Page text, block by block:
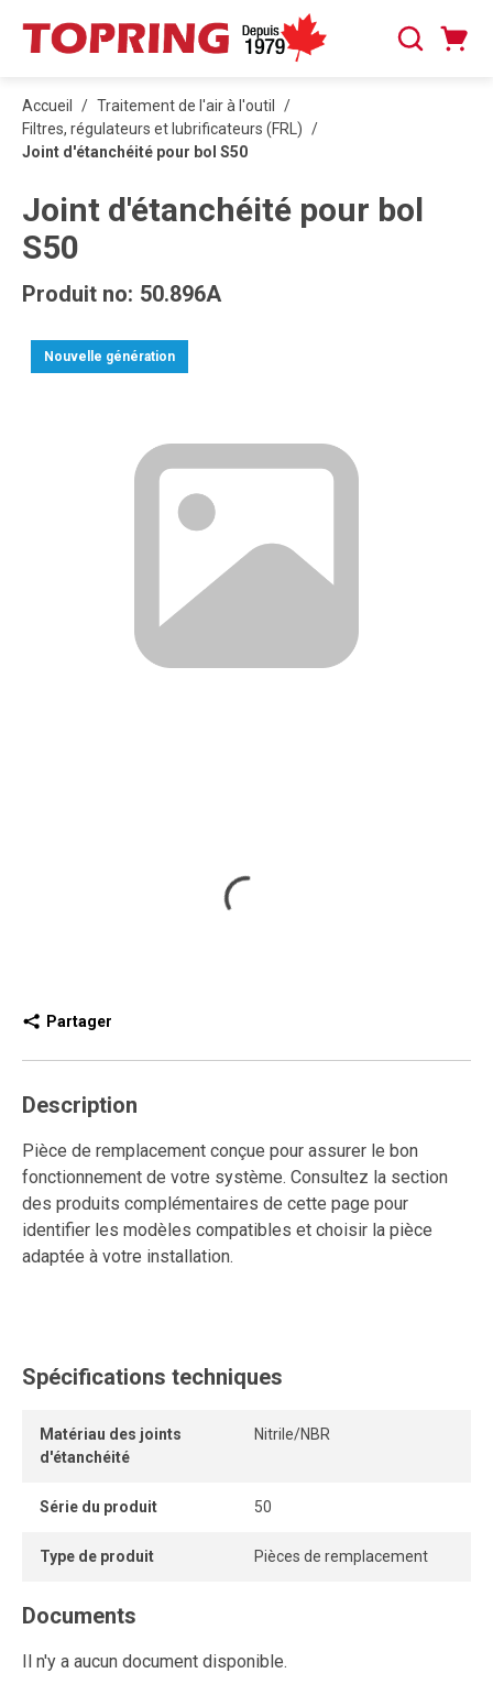
PASSER AU CONTENU PRINCIPAL
Recherche
Accueil / Traitement de l'air à l'outil
/
Filtres, régulateurs et lubrificateurs (FRL) /
Joint d'étanchéité pour bol S50
Joint d'étanchéité pour bol
S50
Produit no: 50.896A
Nouvelle génération
Partager
Description
Pièce de remplacement conçue pour assurer le bon
fonctionnement de votre système. Consultez la section
des produits complémentaires de cette page pour
identifier les modèles compatibles et choisir la pièce
adaptée à votre installation.
Spécifications techniques
Matériau des joints
d'étanchéité
Nitrile/NBR
Série du produit 50
Type de produit Pièces de remplacement
Documents
Il n'y a aucun document disponible.